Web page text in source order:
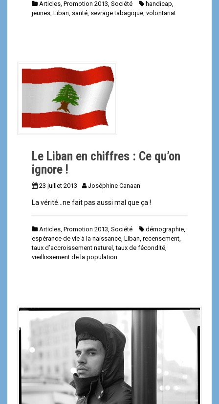
Articles Promotion 2013 Société handicap
jeunes Liban santé sevrage tabagique volontariat
Le Liban en chiffres : Ce qu’on
ignore !
23 juillet 2013 Joséphine Canaan
La vérité…ne fait pas aussi mal que ça !
Articles Promotion 2013 Société démographie
espérance de vie à la naissance Liban recensement
taux d’accroissement naturel ,taux de fécondité
vieillissement de la population